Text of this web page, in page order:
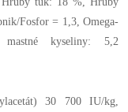
Fosfor = 1,3, Omega-
kyseliny: 5,2
30 700 IU/kg,